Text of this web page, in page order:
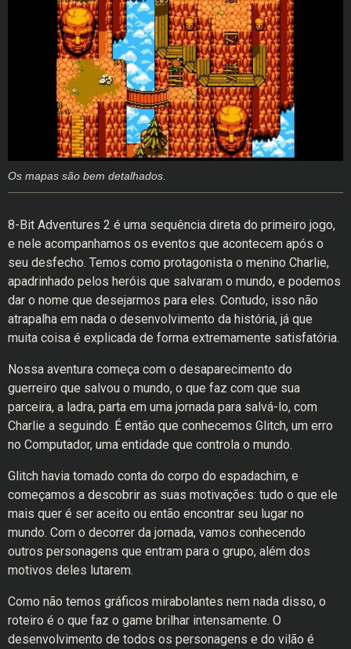
Os mapas são bem detalhados.
8-Bit Adventures 2 é uma sequência direta do primeiro jogo,
e nele acompanhamos os eventos que acontecem após o
seu desfecho. Temos como protagonista o menino Charlie,
apadrinhado pelos heróis que salvaram o mundo, e podemos
dar o nome que desejarmos para eles. Contudo, isso não
atrapalha em nada o desenvolvimento da história, já que
muita coisa é explicada de forma extremamente satisfatória.
Nossa aventura começa com o desaparecimento do
guerreiro que salvou o mundo, o que faz com que sua
parceira, a ladra, parta em uma jornada para salvá-lo, com
Charlie a seguindo. É então que conhecemos Glitch, um erro
no Computador, uma entidade que controla o mundo.
Glitch havia tomado conta do corpo do espadachim, e
começamos a descobrir as suas motivações: tudo o que ele
mais quer é ser aceito ou então encontrar seu lugar no
mundo. Com o decorrer da jornada, vamos conhecendo
outros personagens que entram para o grupo, além dos
motivos deles lutarem.
Como não temos gráficos mirabolantes nem nada disso, o
roteiro é o que faz o game brilhar intensamente. O
desenvolvimento de todos os personagens e do vilão é